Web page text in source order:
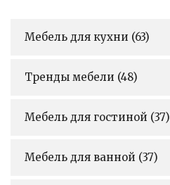
Мебель для кухни (63)
Тренды мебели (48)
Мебель для гостиной (37)
Мебель для ванной (37)